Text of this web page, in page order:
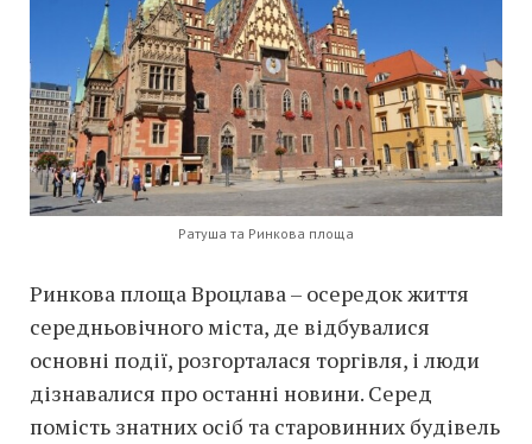
Ратуша та Ринкова площа
Ринкова площа Вроцлава – осередок життя
середньовічного міста, де відбувалися
основні події, розгорталася торгівля, і люди
дізнавалися про останні новини. Серед
помість знатних осіб та старовинних будівель